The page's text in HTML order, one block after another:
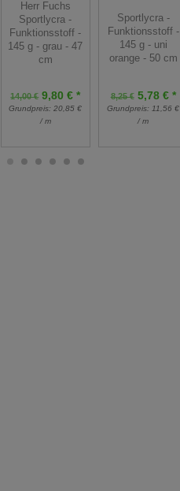
Herr Fuchs
Sportlycra -
Funktionsstoff -
145 g - grau - 47
cm
14,00 € 9,80 € *
Grundpreis: 20,85 €
/ m
Sportlycra -
Funktionsstoff -
145 g - uni
orange - 50 cm
8,25 €5,78 € *
Grundpreis: 11,56 €
/ m